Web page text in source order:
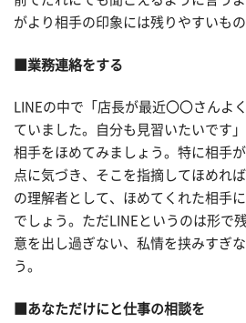
がより相手の印象には残りやすいもの
■業務連絡をする
LINEの中で「店長が最近〇〇さんよ
ていました。自分も見習いたいです
相手をほめてみましょう。特に相手
点に気づき、そこを指摘してほめれ
の理解者として、ほめてくれた相手
でしょう。ただLINEというのは形で
意を出し過ぎない、私情を挟みすぎ
う。
■あなただけにと仕事の相談を